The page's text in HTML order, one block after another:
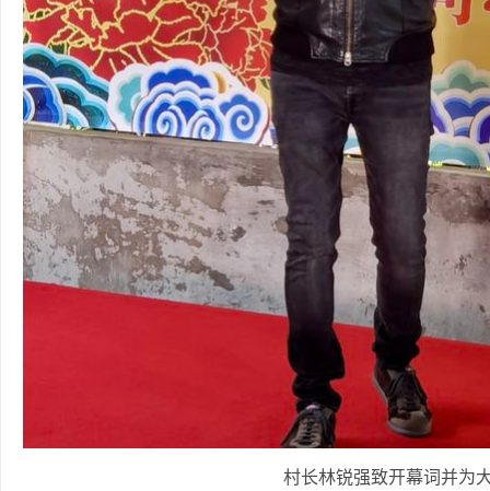
村长林锐强致开幕词并为